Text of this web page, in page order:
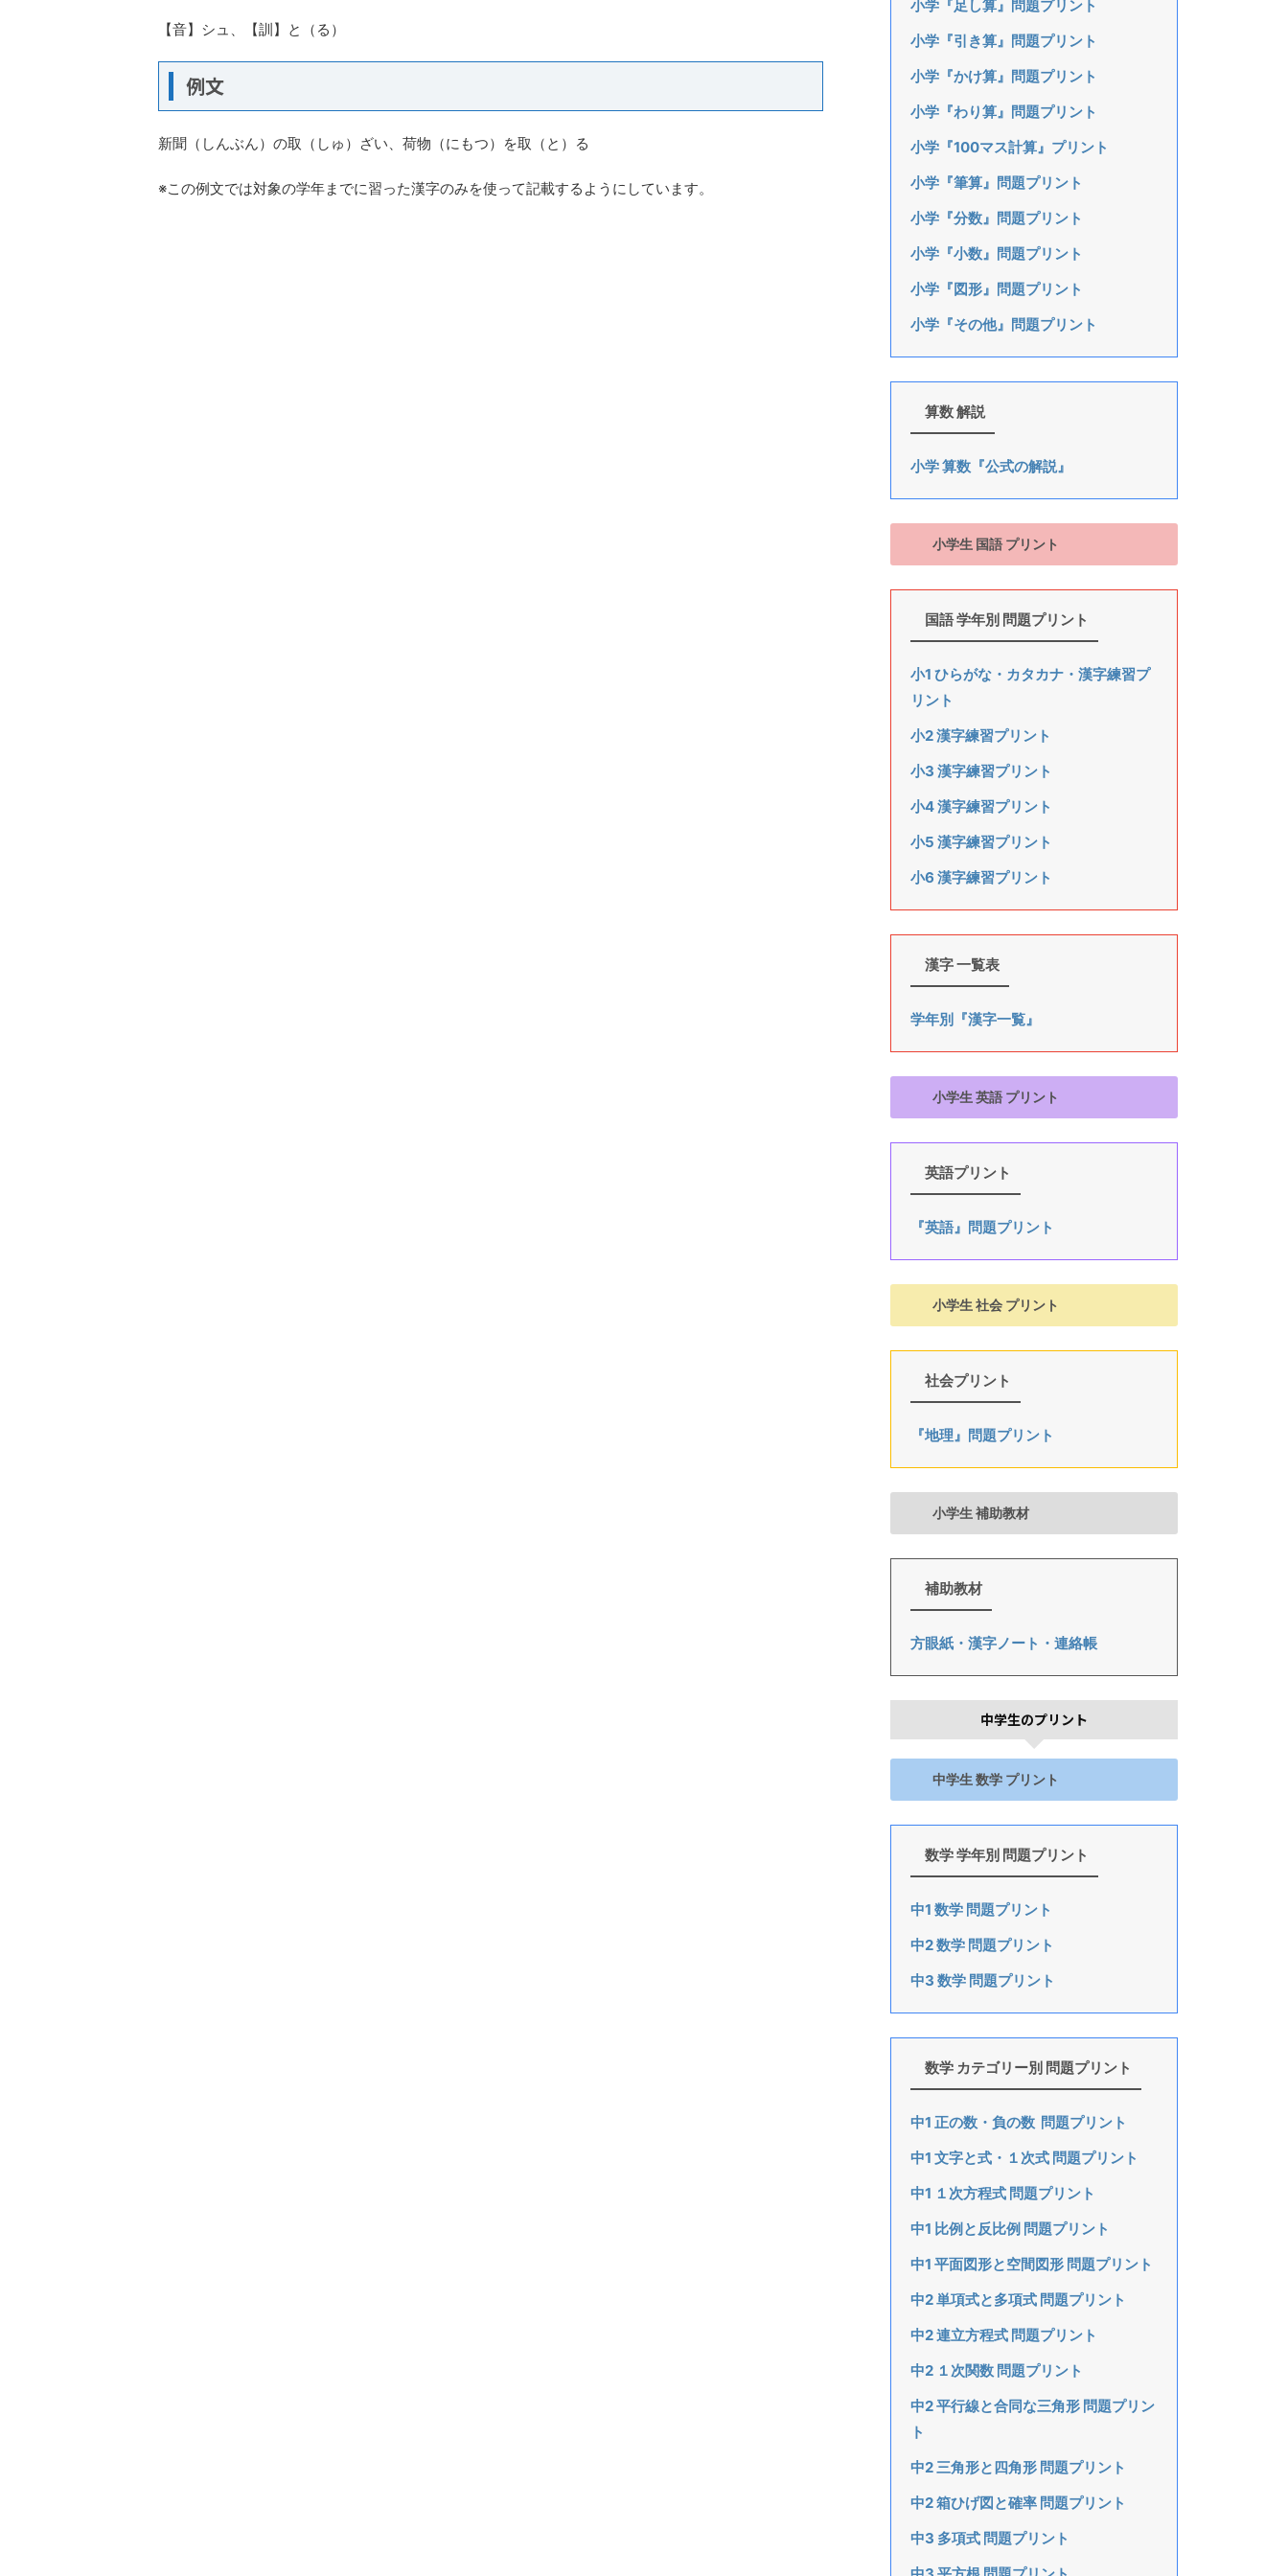
【音】シュ、【訓】と（る）
例文
新聞（しんぶん）の取（しゅ）ざい、荷物（にもつ）を取（と）る
※この例文では対象の学年までに習った漢字のみを使って記載するようにしています。
小学『足し算』問題プリント
小学『引き算』問題プリント
小学『かけ算』問題プリント
小学『わり算』問題プリント
小学『100マス計算』プリント
小学『筆算』問題プリント
小学『分数』問題プリント
小学『小数』問題プリント
小学『図形』問題プリント
小学『その他』問題プリント
算数 解説
小学 算数『公式の解説』
小学生 国語 プリント
国語 学年別 問題プリント
小1 ひらがな・カタカナ・漢字練習プ
リント
小2 漢字練習プリント
小3 漢字練習プリント
小4 漢字練習プリント
小5 漢字練習プリント
小6 漢字練習プリント
漢字 一覧表
学年別『漢字一覧』
小学生 英語 プリント
英語プリント
『英語』問題プリント
小学生 社会 プリント
社会プリント
『地理』問題プリント
小学生 補助教材
補助教材
方眼紙・漢字ノート・連絡帳
中学生のプリント
中学生 数学 プリント
数学 学年別 問題プリント
中1 数学 問題プリント
中2 数学 問題プリント
中3 数学 問題プリント
数学 カテゴリー別 問題プリント
中1 正の数・負の数 問題プリント
中1 文字と式・１次式 問題プリント
中1 １次方程式 問題プリント
中1 比例と反比例 問題プリント
中1 平面図形と空間図形 問題プリント
中2 単項式と多項式 問題プリント
中2 連立方程式 問題プリント
中2 １次関数 問題プリント
中2 平行線と合同な三角形 問題プリン
ト
中2 三角形と四角形 問題プリント
中2 箱ひげ図と確率 問題プリント
中3 多項式 問題プリント